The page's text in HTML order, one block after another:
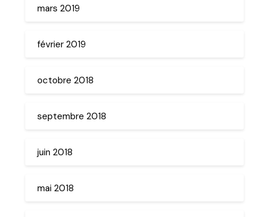
mars 2019
février 2019
octobre 2018
septembre 2018
juin 2018
mai 2018